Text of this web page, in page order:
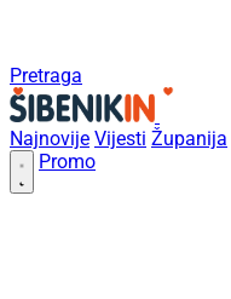
Pretraga
Najnovije Vijesti Županija
Promo